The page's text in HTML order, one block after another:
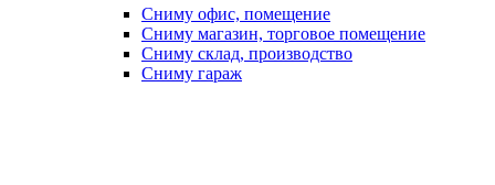
Сниму офис, помещение
Сниму магазин, торговое помещение
Сниму склад, производство
Сниму гараж